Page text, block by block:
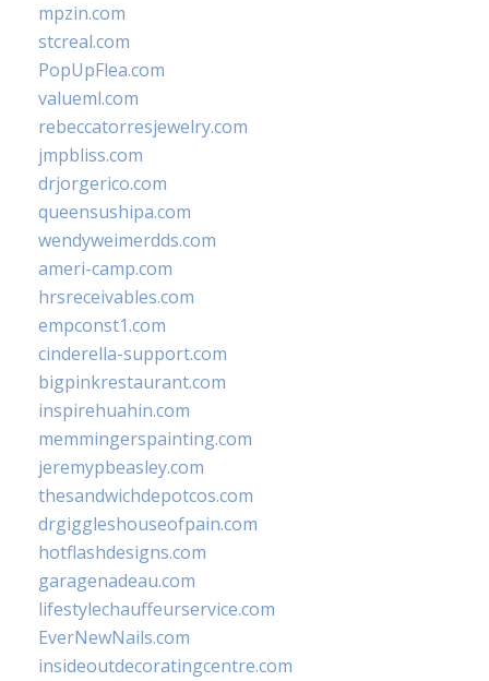
mpzin.com
stcreal.com
PopUpFlea.com
valueml.com
rebeccatorresjewelry.com
jmpbliss.com
drjorgerico.com
queensushipa.com
wendyweimerdds.com
ameri-camp.com
hrsreceivables.com
empconst1.com
cinderella-support.com
bigpinkrestaurant.com
inspirehuahin.com
memmingerspainting.com
jeremypbeasley.com
thesandwichdepotcos.com
drgiggleshouseofpain.com
hotflashdesigns.com
garagenadeau.com
lifestylechauffeurservice.com
EverNewNails.com
insideoutdecoratingcentre.com